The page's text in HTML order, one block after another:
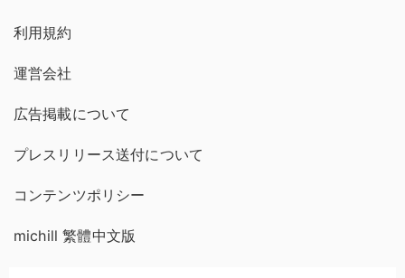
利用規約
運営会社
広告掲載について
プレスリリース送付について
コンテンツポリシー
michill 繁體中文版